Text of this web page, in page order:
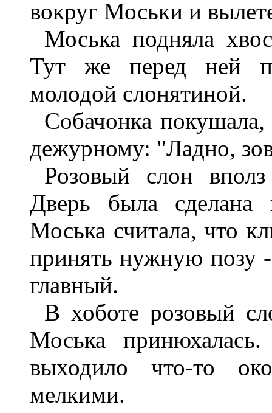
вокруг Моськи и
Моська подняла
Тут же перед ней
молодой слонятиной.
Собачонка покушала,
дежурному: "Ладно,
Розовый слон
Дверь была сделана
Моська считала, что
принять нужную позу
главный.
В хоботе розовый
Моська
выходило что-то
мелкими.